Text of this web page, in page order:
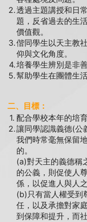
2.透過主題講授和日
題，反省過去的生
價值觀。
3.偕同學生以天主教
仰與文化角度。
4.培養學生辨別是非
5.幫助學生在團體生
二、目標：
1. 配合學校本年的培
2.讓同學認識義德(公
我們時常毫無保留
的。
(a)對天主的義德稱
的公義，則促使人
係，以促進人與人
(b)只有當人權受到
任，以及承擔對家
到保障和提升，而